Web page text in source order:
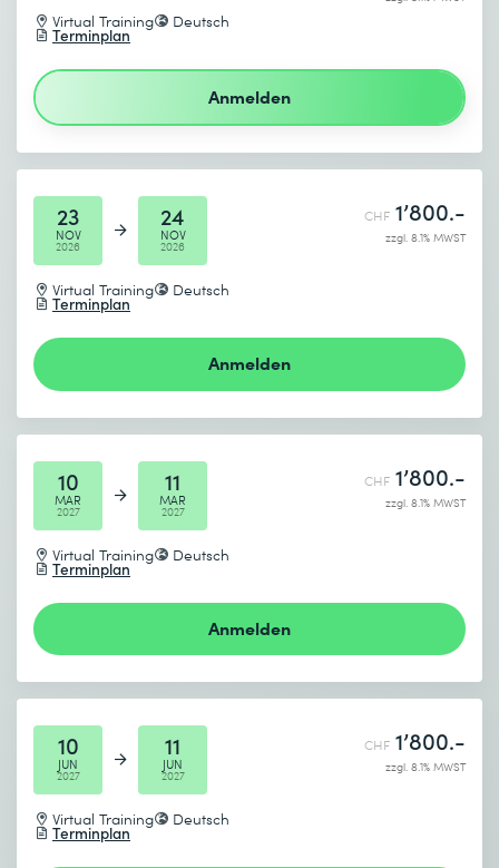
Virtual Training Deutsch
Terminplan
Anmelden
23
NOV
2026
24
NOV
2026
Virtual Training Deutsch
Terminplan
CHF 1’800.-
zzgl. 8.1% MWST
Anmelden
10
MAR
2027
11
MAR
2027
Virtual Training Deutsch
Terminplan
CHF 1’800.-
zzgl. 8.1% MWST
Anmelden
10
JUN
2027
11
JUN
2027
Virtual Training Deutsch
Terminplan
CHF 1’800.-
zzgl. 8.1% MWST